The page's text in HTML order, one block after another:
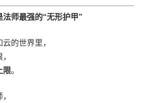
师最强的“无形护甲”
的世界里，
限。